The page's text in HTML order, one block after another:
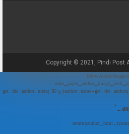
Copyright © 2021, Pindi Post
// Show Author
get_the_author_meta('ID'); $author_name =
'; return $author_html .